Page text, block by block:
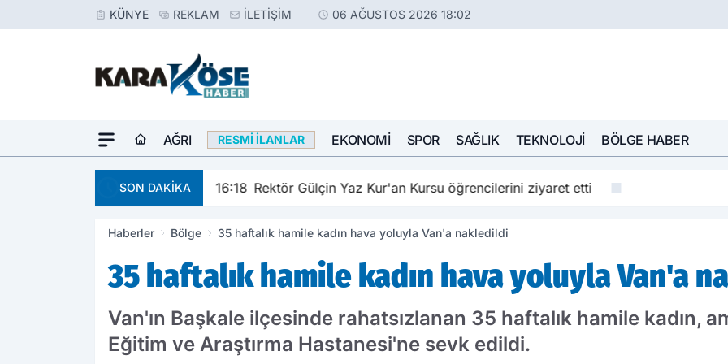
KÜNYE REKLAM İLETIŞIM 06 AĞUSTOS 2026 18:02
AĞRI RESMI İLANLAR EKONOMI SPOR SAĞLIK TEKNOLOJI BÖLGE HABER
SON DAKİKA 16:18 Rektör Gülçin Yaz Kur'an Kursu öğrencilerini ziyaret etti
Haberler Bölge 35 haftalık hamile kadın hava yoluyla Van'a nakledildi
35 haftalık hamile kadın hava yoluyla Van'a
Van'ın Başkale ilçesinde rahatsızlanan 35 haftalık hamile kadın,
Eğitim ve Araştırma Hastanesi'ne sevk edildi.